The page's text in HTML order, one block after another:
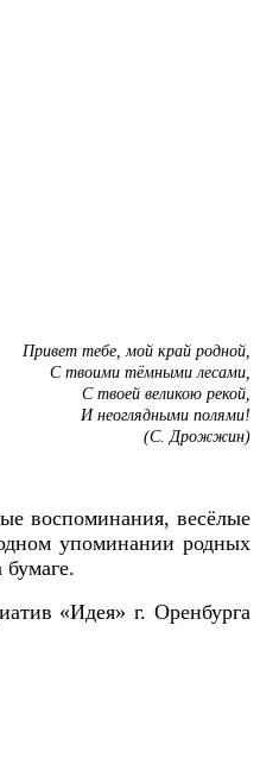
Привет тебе, мой край родной,
С твоими тёмными лесами,
С твоей великою рекой,
И неоглядными полями!
(С. Дрожжин)
воспоминания, весёлые
упоминании родных
«Идея» г. Оренбурга